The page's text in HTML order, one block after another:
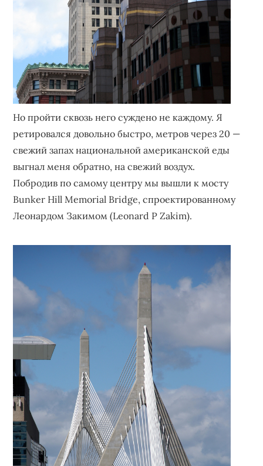
Но пройти сквозь него суждено не каждому. Я
ретировался довольно быстро, метров через 20 —
свежий запах национальной американской еды
выгнал меня обратно, на свежий воздух.
Побродив по самому центру мы вышли к мосту
Bunker Hill Memorial Bridge, спроектированному
Леонардом Закимом (Leonard P Zakim).